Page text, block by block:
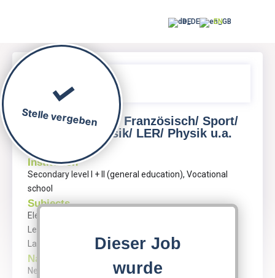
DE EN
Lehrkräfte für Französisch/ Sport/
Mathe/ Physik/ LER/ Physik u.a.
Institution
Secondary level I + II (general education), Vocational
school
Subjects
Electrical Engineering, French Studies, LER -
Lebenskunde/ Ethik / Religion, Mathematics, Physics,
Law, Sports, Economics
Name
Neues Gymnasium Glienicke
Stelle vergeben
Dieser Job
wurde